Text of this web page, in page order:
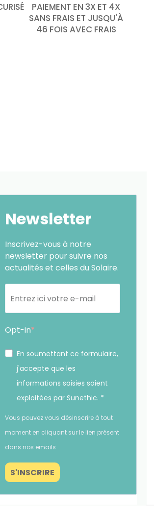
technologies nous
effet négatif sur
PAIEMENT EN 3X ET 4X
SANS FRAIS ET JUSQU'À
46 FOIS AVEC FRAIS
Newsletter
Inscrivez-vous à notre
newsletter pour suivre nos
actualités et celles du Solaire.
Opt-in
En soumettant ce formulaire,
j'accepte que les
informations saisies soient
exploitées par Sunethic. *
Vous pouvez vous désinscrire à tout
moment en cliquant sur le lien présent
dans nos emails.
S'INSCRIRE